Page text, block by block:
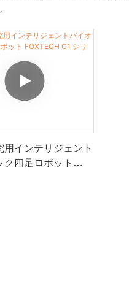
用インテリジェント
ク四足ロボット